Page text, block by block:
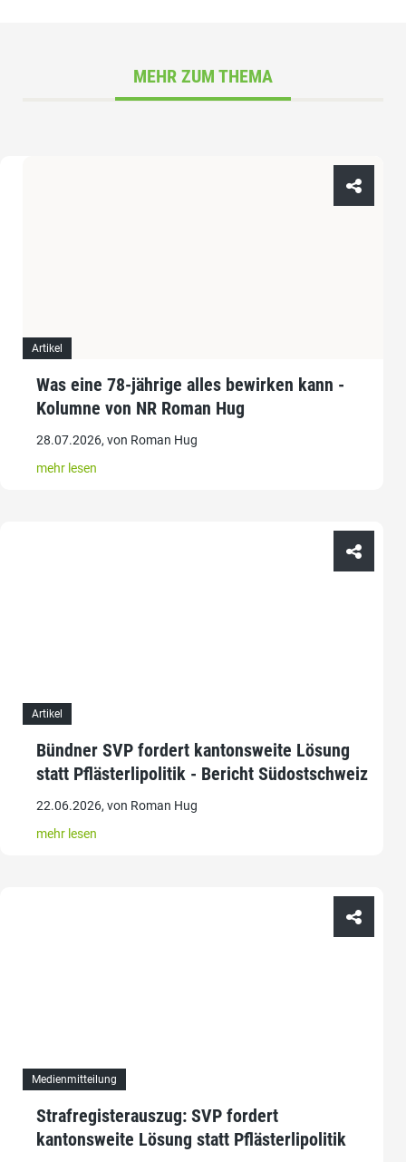
MEHR ZUM THEMA
Artikel
Was eine 78-jährige alles bewirken kann -
Kolumne von NR Roman Hug
28.07.2026, von Roman Hug
mehr lesen
Artikel
Bündner SVP fordert kantonsweite Lösung
statt Pflästerlipolitik - Bericht Südostschweiz
22.06.2026, von Roman Hug
mehr lesen
Medienmitteilung
Strafregisterauszug: SVP fordert
kantonsweite Lösung statt Pflästerlipolitik